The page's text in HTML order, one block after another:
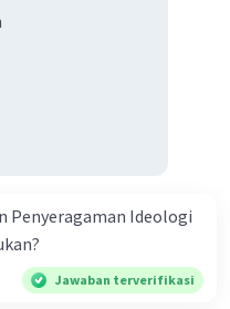
Penyeragaman Ideologi
Jawaban terverifikasi